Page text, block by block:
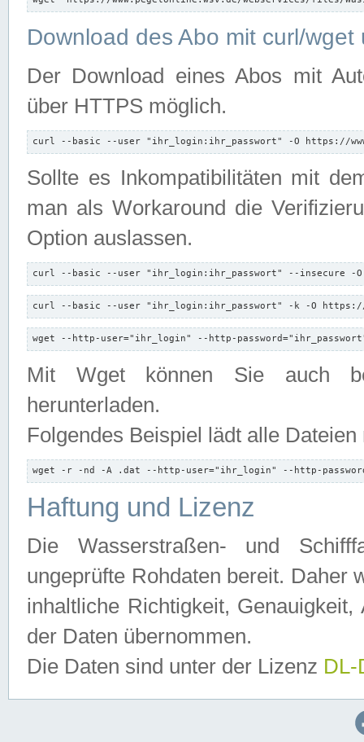
Download des Abo mit curl/
Der Download eines Abos mit
über HTTPS möglich.
curl --basic --user "ihr_login:ihr_passwort" -O https://
Sollte es Inkompatibilitäten mit
man als Workaround die
Option auslassen.
curl --basic --user "ihr_login:ihr_passwort" --insecure -
curl --basic --user "ihr_login:ihr_passwort" -k -O https://
wget --http-user="ihr_login" --http-
Mit Wget können Sie auch
herunterladen.
Folgendes Beispiel lädt alle
wget -r -nd -A .dat --http-user="ihr_login" --http-
Haftung und Lizenz
Die Wasserstraßen- und
ungeprüfte Rohdaten bereit. Daher
inhaltliche Richtigkeit,
der Daten übernommen.
Die Daten sind unter der Lizenz